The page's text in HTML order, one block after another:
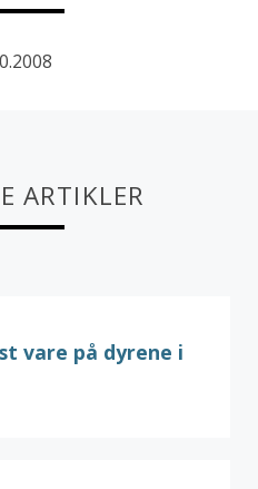
ARTIKLER
vare på dyrene i